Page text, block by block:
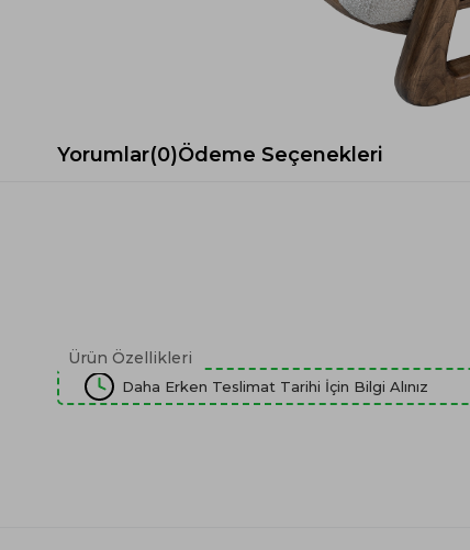
Ev Tekstili
Gri TV Ünitesi
Beyaz TV Ünitesi
Siyah TV Ünitesi
Şömineli TV Ünitesi
Dresuar
Yorumlar(0)Ödeme Seçenekleri
Ürün Özellikleri
Daha Erken Teslimat Tarihi İçin Bilgi Alınız